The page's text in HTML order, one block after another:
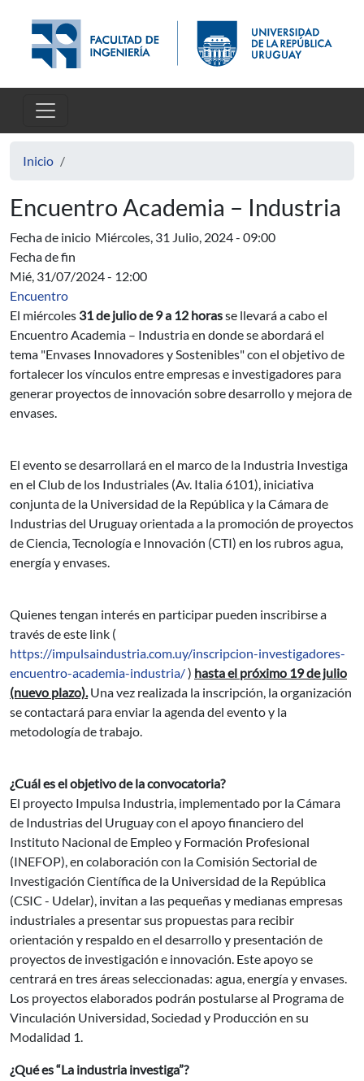
Inicio
Encuentro Academia – Industria
Fecha de inicio Miércoles, 31 Julio, 2024 - 09:00
Fecha de fin
Mié, 31/07/2024 - 12:00
Encuentro
El miércoles 31 de julio de 9 a 12 horasse llevará a cabo el
Encuentro Academia – Industria en donde se abordará el
tema "Envases Innovadores y Sostenibles" con el objetivo de
fortalecer los vínculos entre empresas e investigadores para
generar proyectos de innovación sobre desarrollo y mejora de
envases.
El evento se desarrollará en el marco de la Industria Investiga
en el Club de los Industriales (Av. Italia 6101), iniciativa
conjunta de la Universidad de la República y la Cámara de
Industrias del Uruguay orientada a la promoción de proyectos
de Ciencia, Tecnología e Innovación (CTI) en los rubros agua,
energía y envases.
Quienes tengan interés en participar pueden inscribirse a
través de este link (
https://impulsaindustria.com.uy/inscripcion-investigadores-
encuentro-academia-industria/) hasta el próximo 19 de julio
(nuevo plazo).Una vez realizada la inscripción, la organización
se contactará para enviar la agenda del evento y la
metodología de trabajo.
¿Cuál es el objetivo de la convocatoria?
El proyecto Impulsa Industria, implementado por la Cámara
de Industrias del Uruguay con el apoyo financiero del
Instituto Nacional de Empleo y Formación Profesional
(INEFOP), en colaboración con la Comisión Sectorial de
Investigación Científica de la Universidad de la República
(CSIC - Udelar), invitan a las pequeñas y medianas empresas
industriales a presentar sus propuestas para recibir
orientación y respaldo en el desarrollo y presentación de
proyectos de investigación e innovación. Este apoyo se
centrará en tres áreas seleccionadas: agua, energía y envases.
Los proyectos elaborados podrán postularse al Programa de
Vinculación Universidad, Sociedad y Producción en su
Modalidad 1.
¿Qué es “La industria investiga”?